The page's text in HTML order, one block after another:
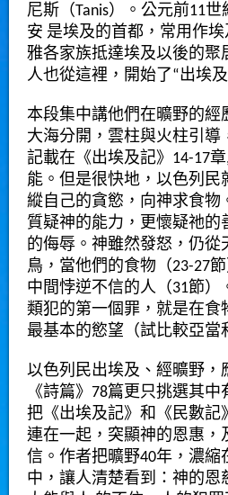
尼斯（Tanis）。公元前11
安 是埃及的首都，常用作
雅各家族抵達埃及以後的聚
人也從這裡，開始了“出埃及
本段集中講他們在曠野的經
大海分開，雲柱與火柱引導
記載在《出埃及記》14-17
能。但是很快地，以色列民
縱自己的貪慾，向神求食物
質疑神的能力，更懷疑祂的
的侮辱。神雖然發怒，仍從
鳥，當他們的食物（23-27
中間悖逆不信的人（31節
類犯的第一個罪，就是在食
最基本的慾望（試比較亞當
以色列民出埃及、經曠野，
《詩篇》78篇更只挑選其
把《出埃及記》和《民數記
連在一起，突顯神的恩惠，
信。作者把曠野40年，濃縮
中，讓人清楚看到：神的恩